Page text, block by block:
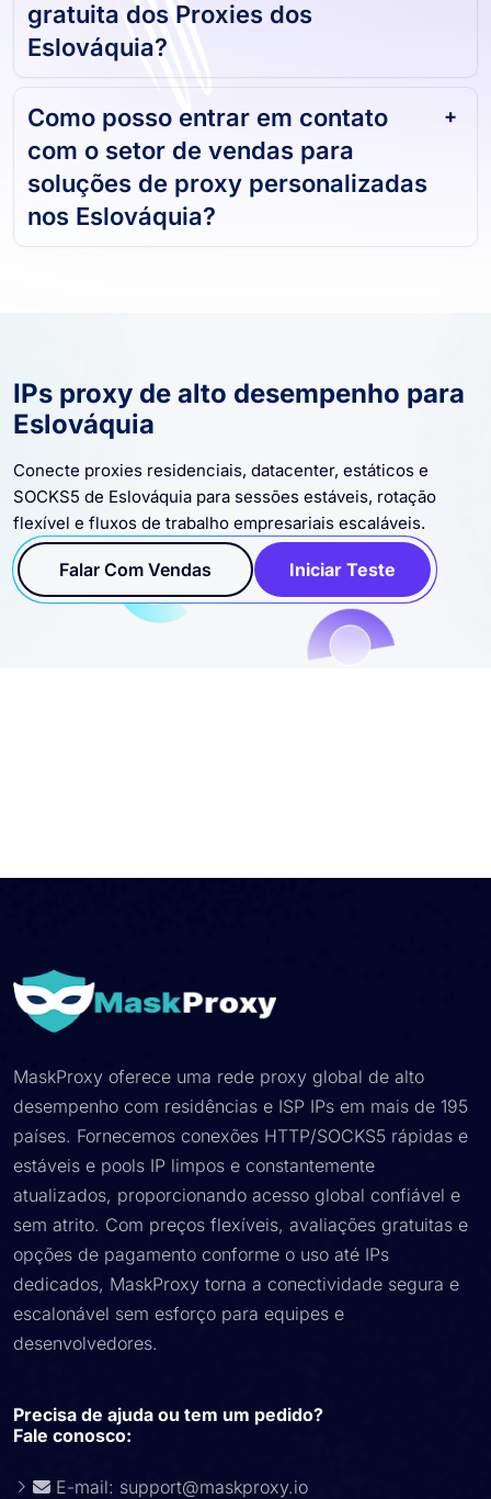
gratuita dos Proxies dos
Eslováquia?
Como posso entrar em contato
com o setor de vendas para
soluções de proxy personalizadas
nos Eslováquia?
IPs proxy de alto desempenho para
Eslováquia
Conecte proxies residenciais, datacenter, estáticos e
SOCKS5 de Eslováquia para sessões estáveis, rotação
flexível e fluxos de trabalho empresariais escaláveis.
Falar Com Vendas Iniciar Teste
MaskProxy oferece uma rede proxy global de alto
desempenho com residências e ISP IPs em mais de 195
países. Fornecemos conexões HTTP/SOCKS5 rápidas e
estáveis ​​e pools IP limpos e constantemente
atualizados, proporcionando acesso global confiável e
sem atrito. Com preços flexíveis, avaliações gratuitas e
opções de pagamento conforme o uso até IPs
dedicados, MaskProxy torna a conectividade segura e
escalonável sem esforço para equipes e
desenvolvedores.
Precisa de ajuda ou tem um pedido?
Fale conosco:
E-mail: support@maskproxy.io